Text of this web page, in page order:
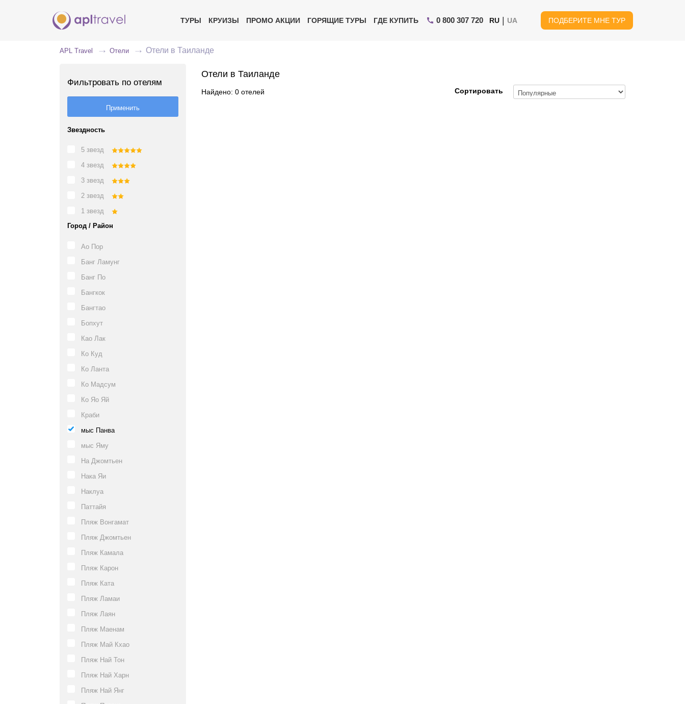
ТУРЫ КРУИЗЫ ПРОМО АКЦИИ ГОРЯЩИЕ ТУРЫ ГДЕ КУПИТЬ 0 800 307 720 RU | UA ПОДБЕРИТЕ МНЕ ТУР
APL Travel Отели Отели в Таиланде
Фильтровать по отелям
Звездность
5 звезд
4 звезд
3 звезд
2 звезд
1 звезд
Город / Район
Ао Пор
Банг Ламунг
Банг По
Бангкок
Бангтао
Бопхут
Као Лак
Ко Куд
Ко Ланта
Ко Мадсум
Ко Яо Яй
Краби
мыс Панва
мыс Яму
На Джомтьен
Нака Яи
Наклуа
Паттайя
Пляж Вонгамат
Пляж Джомтьен
Пляж Камала
Пляж Карон
Пляж Ката
Пляж Ламаи
Пляж Лаян
Пляж Маенам
Пляж Май Кхао
Пляж Най Тон
Пляж Най Харн
Пляж Най Янг
Отели в Таиланде
Найдено: 0 отелей Сортировать